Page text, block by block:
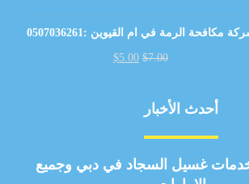
مكافحة الرمة في ام القيوين :0507036261
$7.00
$5.00
أحدث الأخبار
غسيل السجاد في دبي وجميع